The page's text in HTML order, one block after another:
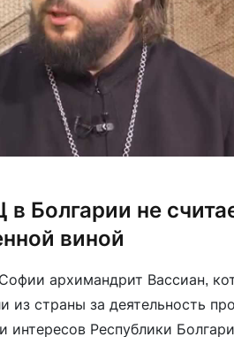
Болгарии не
виной
архимандрит Вассиан,
из страны за деятельность
интересов Республики